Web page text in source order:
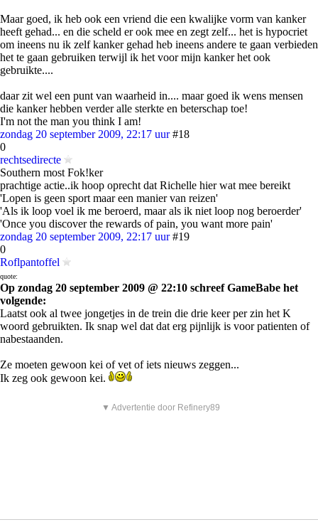
Maar goed, ik heb ook een vriend die een kwalijke vorm van kanker
heeft gehad... en die scheld er ook mee en zegt zelf... het is hypocriet
om ineens nu ik zelf kanker gehad heb ineens andere te gaan verbieden
het te gaan gebruiken terwijl ik het voor mijn kanker het ook
gebruikte....
daar zit wel een punt van waarheid in.... maar goed ik wens mensen
die kanker hebben verder alle sterkte en beterschap toe!
I'm not the man you think I am!
zondag 20 september 2009, 22:17 uur #18
0
rechtsedirecte
Southern most Fok!ker
prachtige actie..ik hoop oprecht dat Richelle hier wat mee bereikt
'Lopen is geen sport maar een manier van reizen'
'Als ik loop voel ik me beroerd, maar als ik niet loop nog beroerder'
'Once you discover the rewards of pain, you want more pain'
zondag 20 september 2009, 22:17 uur #19
0
Roflpantoffel
quote:
Op zondag 20 september 2009 @ 22:10 schreef GameBabe het
volgende:
Laatst ook al twee jongetjes in de trein die drie keer per zin het K
woord gebruikten. Ik snap wel dat dat erg pijnlijk is voor patienten of
nabestaanden.
Ze moeten gewoon kei of vet of iets nieuws zeggen...
Ik zeg ook gewoon kei.
▼ Advertentie door Refinery89